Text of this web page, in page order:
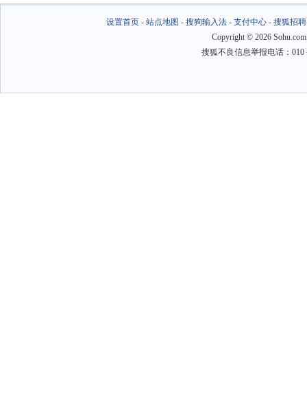
设置首页- 站点地图 - 搜狗输入法- 支付中心- 搜狐招聘
Copyright © 2026
搜狐不良信息举报电话：010